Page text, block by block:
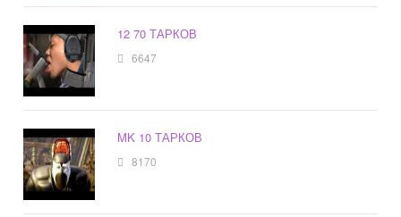
12 70 ТАРКОВ
6647
MK 10 ТАРКОВ
8170